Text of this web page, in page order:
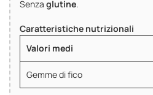
Senza glutine.
Caratteristiche nutrizionali
Valori medi
Gemme di fico